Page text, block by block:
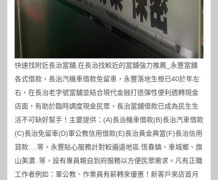
快速找附近長治當舖,在長治找較近的當舖強力推薦_ 永豐當舖
各式借款，長治汽機車借款免留車，永豐落地生根已40於年左
右，在長治老字號當舖並結合現代金融打造彈性便利週轉現金
店面，有助於臨時調度現金民眾，長治當舖借款已成為民生生
活不可缺好幫手！主要提供：(A)長治機車借款(B)長治汽車借款
(C)長治免留車(D)軍公教信用借款(E)長治黃金典當(F)長治信用
貸款….等。永豐貼心服務計對較遍遠地區:恆春鎮、車城鄉、旗
山美濃..等，設有專員親自到府服務以方便民眾需求。凡有正職
工作者例如：軍公教、作業員有薪轉來優惠！新客戶來店首月